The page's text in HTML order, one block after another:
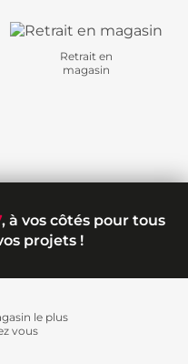
Retrait en
magasin
, à vos côtés pour tous
projets !
le plus
vous